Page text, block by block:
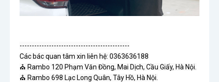
---------------------------------------------
Các bác quan tâm xin liên hệ: 0363636188
⛪ Rambo 120 Phạm Văn Đồng, Mai Dịch, Cầu Giấy, Hà Nội.
⛪ Rambo 698 Lạc Long Quân, Tây Hồ, Hà Nội.